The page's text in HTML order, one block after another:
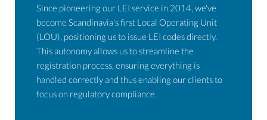
Since pioneering our LEI service in 2014, we've
become Scandinavia's first Local Operating Unit
(LOU), positioning us to issue LEI codes directly.
This autonomy allows us to streamline the
registration process, ensuring everything is
handled correctly and thus enabling our clients to
focus on regulatory compliance.